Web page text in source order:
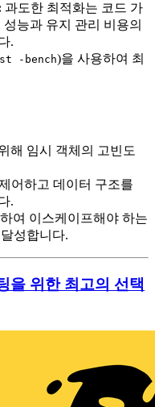
과도한 최적화는 코드 가
능과 유지 관리 비용의
.
-bench)을 사용하여 최
해 임시 객체의 고빈도
어하고 데이터 구조를
.
여 이스케이프해야 하는
성합니다.
을 위한 최고의 선택